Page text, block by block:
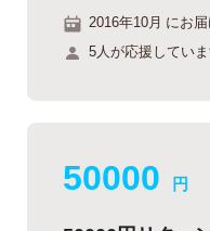
2016年10月 にお届
5人が応援していま
50000 円